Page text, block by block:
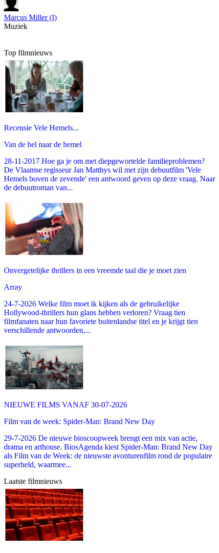
Marcus Miller (I)
Muziek
Top filmnieuws
Recensie Vele Hemels...
Van de hel naar de hemel
28-11-2017 Hoe ga je om met diepgewortelde familieproblemen?
De Vlaamse regisseur Jan Matthys wil met zijn debuutfilm 'Vele
Hemels boven de zevende' een antwoord geven op deze vraag. Naar
de debuutroman van...
Onvergetelijke thrillers in een vreemde taal die je moet zien
Array
24-7-2026 Welke film moet ik kijken als de gebruikelijke
Hollywood-thrillers hun glans hebben verloren? Vraag tien
filmfanaten naar hun favoriete buitenlandse titel en je krijgt tien
verschillende antwoorden,...
NIEUWE FILMS VANAF 30-07-2026
Film van de week: Spider-Man: Brand New Day
29-7-2026 De nieuwe bioscoopweek brengt een mix van actie,
drama en arthouse. BiosAgenda kiest Spider-Man: Brand New Day
als Film van de Week: de nieuwste avonturenfilm rond de populaire
superheld, waarmee...
Laatste filmnieuws